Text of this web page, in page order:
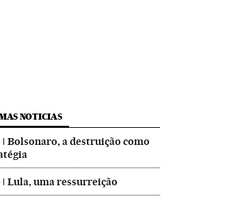
NOTICIAS
Bolsonaro, a destruição como
Lula, uma ressurreição